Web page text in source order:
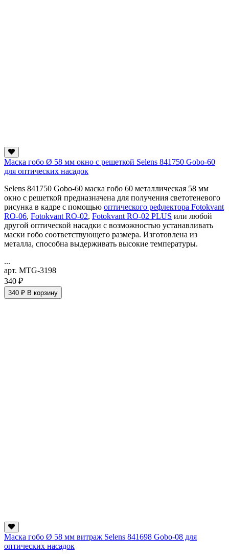
Маска гобо Ø 58 мм окно с решеткой Selens 841750 Gobo-60
для оптических насадок
Selens 841750 Gobo-60 маска гобо 60 металлическая 58 мм
окно с решеткой предназначена для получения светотеневого
рисунка в кадре с помощью оптического рефлектора Fotokvant
RO-06, Fotokvant RO-02, Fotokvant RO-02 PLUS или любой
другой оптической насадки с возможностью устанавливать
маски гобо соответствующего размера. Изготовлена из
металла, способна выдерживать высокие температуры.
...
арт. MTG-3198
340 ₽
340 ₽ В корзину
Маска гобо Ø 58 мм витраж Selens 841698 Gobo-08 для
оптических насадок